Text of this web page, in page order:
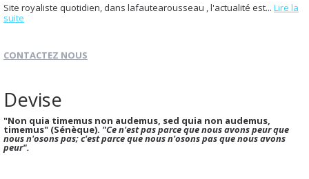
Site royaliste quotidien, dans lafautearousseau , l'actualité est... Lire la
suite
CONTACTEZ NOUS
Devise
"Non quia timemus non audemus, sed quia non audemus,
timemus" (Sénèque). "Ce n'est pas parce que nous avons peur que
nous n'osons pas; c'est parce que nous n'osons pas que nous avons
peur".